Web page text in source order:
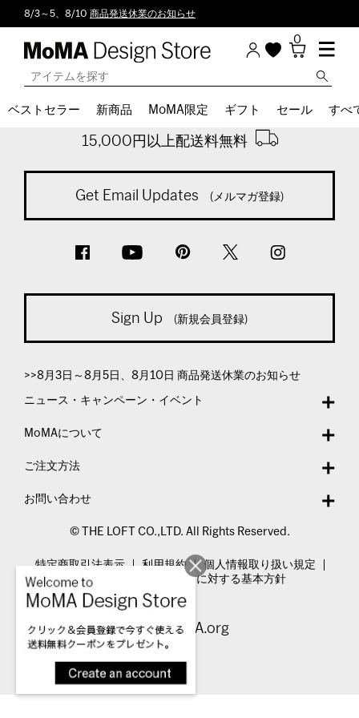
8/3～5、8/10 商品発送休業のお知らせ
0
ベストセラー 新商品 MoMA限定 ギフト セール すべ
Back To Top
※通常商品税込計算時
15,000円以上配送料無料
Get Email Updates (メルマガ登録)
Sign Up (新規会員登録)
>>8月3日～8月5日、8月10日 商品発送休業のお知らせ
ニュース・キャンペーン・イベント
MoMAについて
ご注文方法
お問い合わせ
© THE LOFT CO.,LTD. All Rights Reserved.
特定商取引法表示 利用規約
個人情報取り扱い規定
カスタマーハラスメントに対する基本方針
Visit MoMA.org